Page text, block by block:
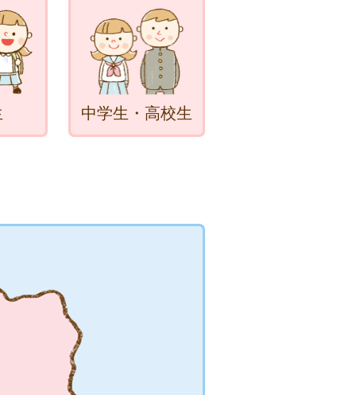
中学生・高校生